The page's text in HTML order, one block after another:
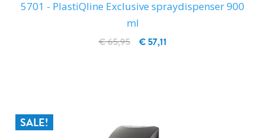
5701 - PlastiQline Exclusive spraydispenser 900
ml
€ 57,11
€ 65,95
SALE!